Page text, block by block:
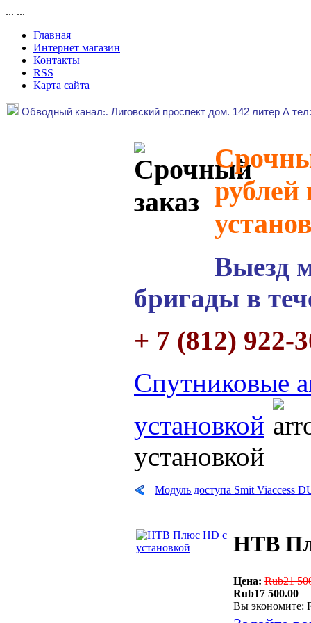
... ...
Главная
Интернет магазин
Контакты
RSS
Карта сайта
Обводный канал:. Лиговский проспект дом. 142 литер А
рублей
Выезд
бригады в
+ 7 (812) 922-
Спутниковые
установкой
установкой
Модуль доступа Smit Viaccess
НТВ
Цена: Rub21
Rub17 500.00
Вы экономите: